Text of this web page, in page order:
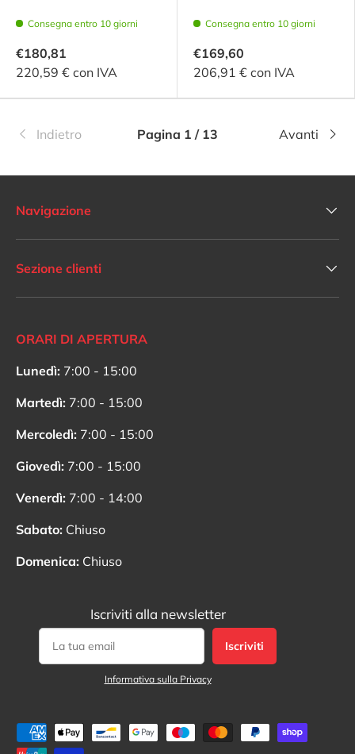
Consegna entro 10 giorni
€180,81
220,59 € con IVA
Consegna entro 10 giorni
€169,60
206,91 € con IVA
Indietro Pagina 1 / 13 Avanti
Navigazione
Sezione clienti
ORARI DI APERTURA
Lunedì: 7:00 - 15:00
Martedì: 7:00 - 15:00
Mercoledì: 7:00 - 15:00
Giovedì: 7:00 - 15:00
Venerdì: 7:00 - 14:00
Sabato: Chiuso
Domenica: Chiuso
Iscriviti alla newsletter
Iscriviti
Informativa sulla Privacy
Metodi di pagamento accettati